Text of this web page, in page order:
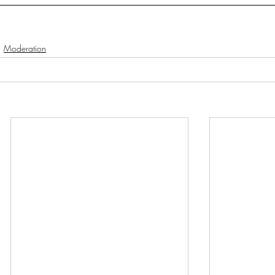
Moderation